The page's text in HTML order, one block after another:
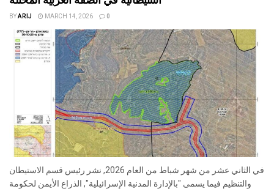
BYARIJ MARCH 14, 2026 0
في الثاني عشر من شهر شباط من العام 2026, نشر رئيس قسم الاستيطان
والتنظيم فيما يسمى "بالإدارة المدنية الإسرائيلية", الذراع الأيمن لحكومة